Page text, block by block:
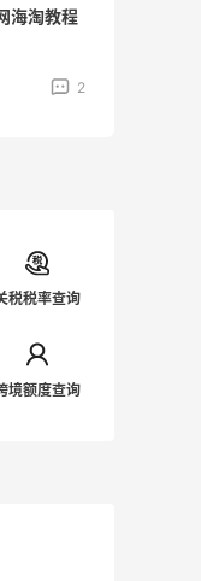
海淘教程
2
税税率查询
境额度查询